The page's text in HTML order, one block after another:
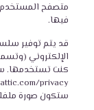
متصفح
فيها.
قد يتم توفير
ستكون صورة